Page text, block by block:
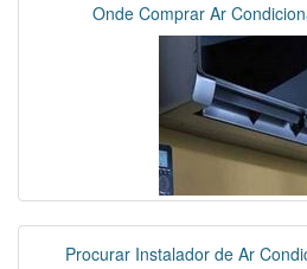
Onde Comprar Ar
Procurar Instalador de Ar